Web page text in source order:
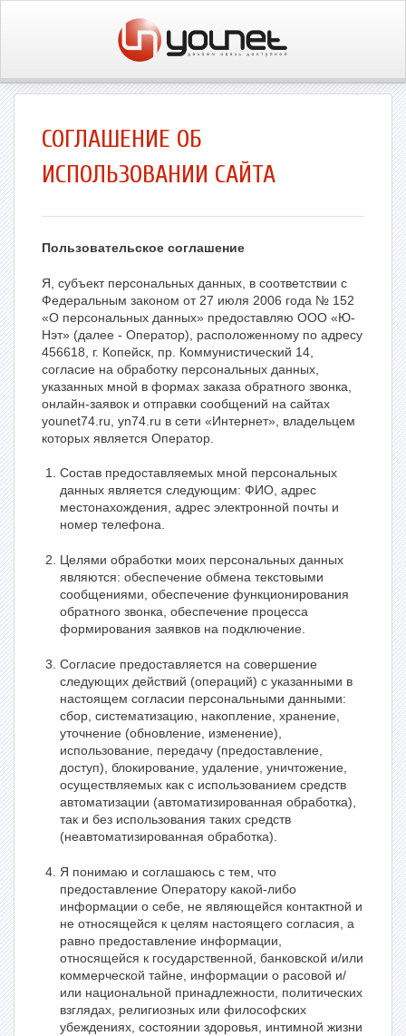
СОГЛАШЕНИЕ ОБ
ИСПОЛЬЗОВАНИИ САЙТА
Пользовательское соглашение
Я, субъект персональных данных, в соответствии с
Федеральным законом от 27 июля 2006 года № 152
«О персональных данных» предоставляю ООО «Ю-
Нэт» (далее - Оператор), расположенному по адресу
456618, г. Копейск, пр. Коммунистический 14,
согласие на обработку персональных данных,
указанных мной в формах заказа обратного звонка,
онлайн-заявок и отправки сообщений на сайтах
younet74.ru, yn74.ru в сети «Интернет», владельцем
которых является Оператор.
Состав предоставляемых мной персональных
данных является следующим: ФИО, адрес
местонахождения, адрес электронной почты и
номер телефона.
Целями обработки моих персональных данных
являются: обеспечение обмена текстовыми
сообщениями, обеспечение функционирования
обратного звонка, обеспечение процесса
формирования заявков на подключение.
Согласие предоставляется на совершение
следующих действий (операций) с указанными в
настоящем согласии персональными данными:
сбор, систематизацию, накопление, хранение,
уточнение (обновление, изменение),
использование, передачу (предоставление,
доступ), блокирование, удаление, уничтожение,
осуществляемых как с использованием средств
автоматизации (автоматизированная обработка),
так и без использования таких средств
(неавтоматизированная обработка).
Я понимаю и соглашаюсь с тем, что
предоставление Оператору какой-либо
информации о себе, не являющейся контактной и
не относящейся к целям настоящего согласия, а
равно предоставление информации,
относящейся к государственной, банковской и/или
коммерческой тайне, информации о расовой и/
или национальной принадлежности, политических
взглядах, религиозных или философских
убеждениях, состоянии здоровья, интимной жизни